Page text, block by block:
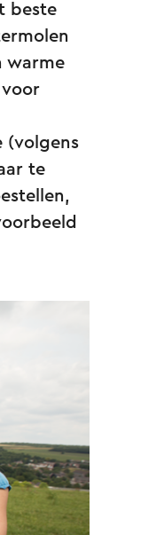
beste
warme
(volgens
te